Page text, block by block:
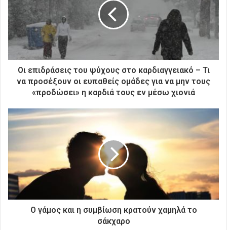
ν
η
λ
ε
κ
τ
κ
ή
ς
ι
ε
ύ
Οι επιδράσεις του ψύχους στο καρδιαγγειακό – Τι
να προσέξουν οι ευπαθείς ομάδες για να μην τους
«προδώσει» η καρδιά τους εν μέσω χιονιά
Ο γάμος και η συμβίωση κρατούν χαμηλά το
σάκχαρο